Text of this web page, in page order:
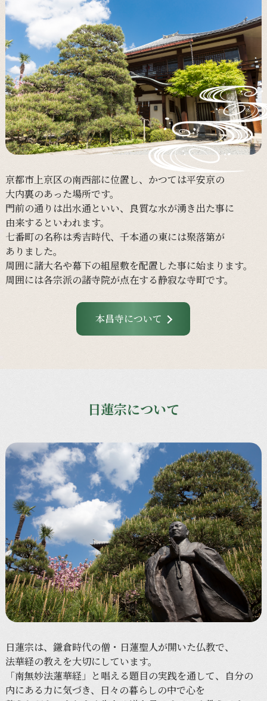
京都市上京区の南西部に位置し、 かつては平安京の
大内裏のあった場所です。
門前の通りは出水通といい、 良質な水が湧き出た事に
由来するといわれます。
七番町の名称は秀吉時代、 千本通の東には聚落第が
ありました。
周囲に諸大名や幕下の組屋敷を配置した事に始まります。
周囲には各宗派の諸寺院が点在する静寂な寺町です。
本昌寺について
日蓮宗について
日蓮宗は、 鎌倉時代の僧・ 日蓮聖人が開いた仏教で、
法華経の教えを大切にしています。
「南無妙法蓮華経」と唱える題目の実践を通して、
自分の
内にある力に気づき、 日々の暮らしの中で心を